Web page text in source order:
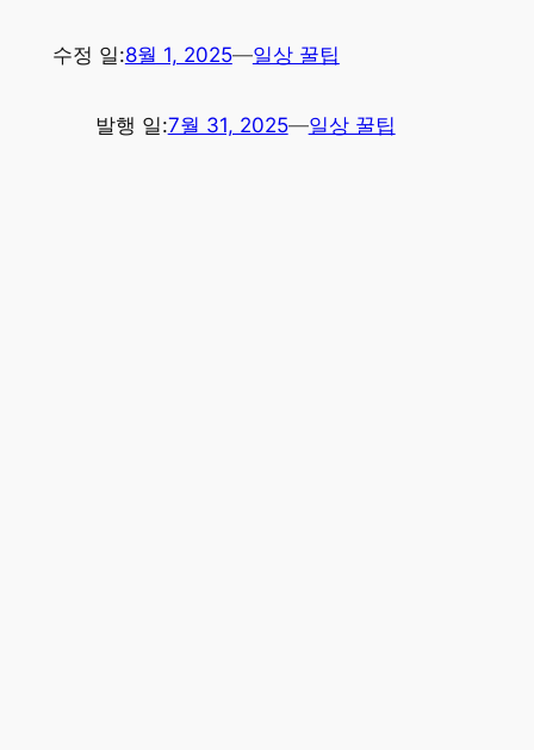
수정 일:8월 1, 2025—일상 꿀팁
발행 일:7월 31, 2025—일상 꿀팁